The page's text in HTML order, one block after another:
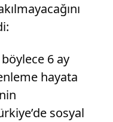
6 ay
hayata
sosyal